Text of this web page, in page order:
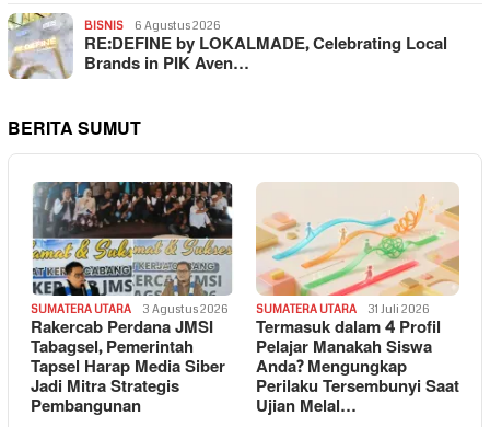
BISNIS 6 Agustus 2026
RE:DEFINE by LOKALMADE, Celebrating Local
Brands in PIK Aven…
BERITA SUMUT
SUMATERA UTARA 3 Agustus 2026
Rakercab Perdana JMSI
Tabagsel, Pemerintah
Tapsel Harap Media Siber
Jadi Mitra Strategis
Pembangunan
SUMATERA UTARA 31 Juli 2026
Termasuk dalam 4 Profil
Pelajar Manakah Siswa
Anda? Mengungkap
Perilaku Tersembunyi Saat
Ujian Melal…